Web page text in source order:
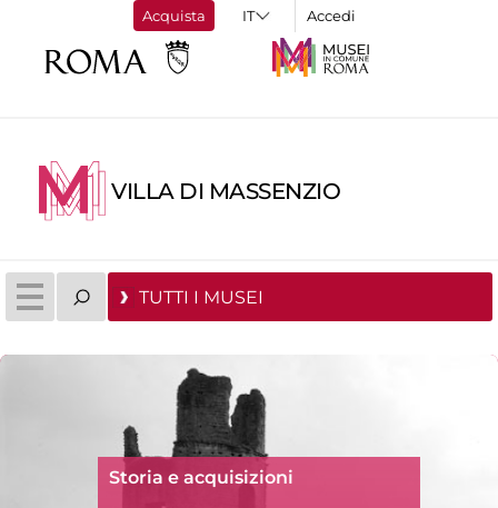
Acquista Accedi
VILLA DI MASSENZIO
TUTTI I MUSEI
Storia e acquisizioni